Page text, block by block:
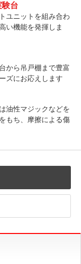
験台
ユニットを組み合わ
い機能を発揮しま
から吊戸棚まで豊富
ズにお応えします
油性マジックなどを
もち、摩擦による傷